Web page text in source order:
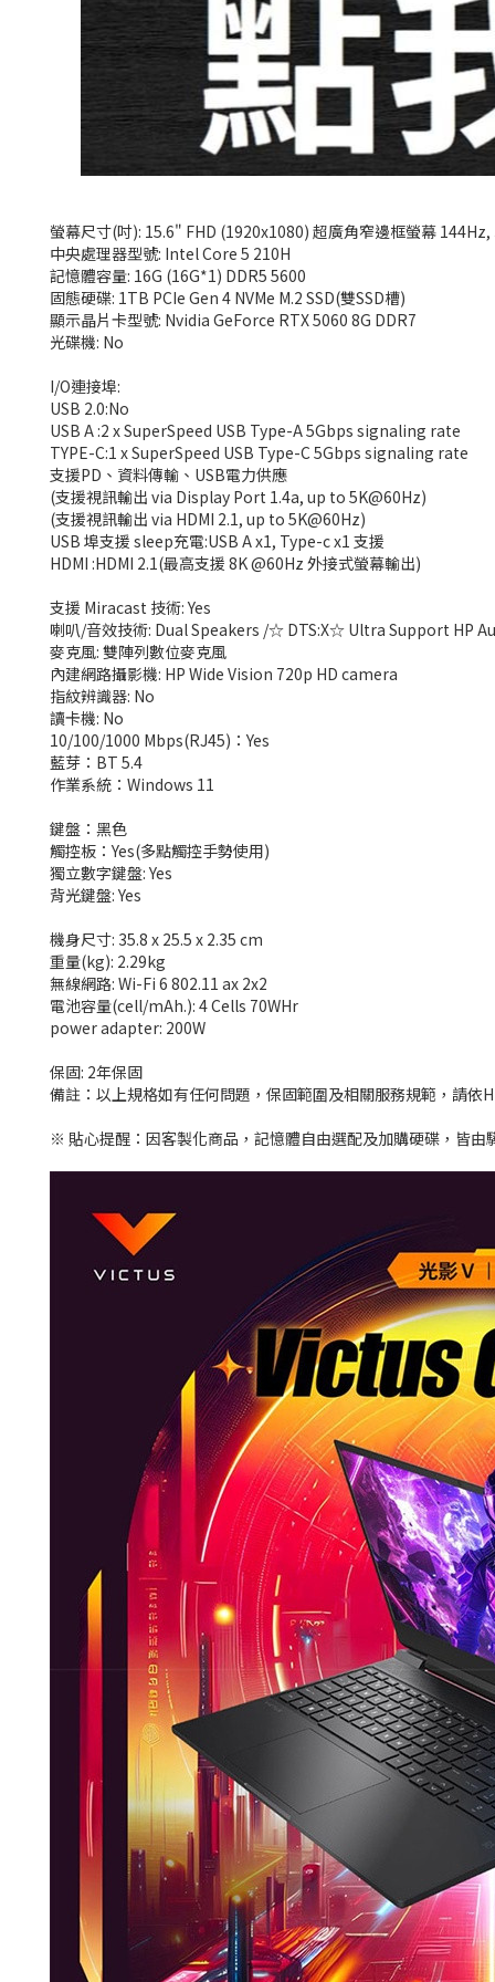
螢幕尺寸(吋): 15.6" FHD (1920x1080) 超廣角窄邊框螢幕
中央處理器型號: Intel Core 5 210H
記憶體容量: 16G (16G*1) DDR5 5600
固態硬碟: 1TB PCIe Gen 4 NVMe M.2 SSD(雙SSD槽)
顯示晶片卡型號: Nvidia GeForce RTX 5060 8G DDR7
光碟機: No
I/O連接埠:
USB 2.0:No
USB A :2 x SuperSpeed USB Type-A 5Gbps signaling rate
TYPE-C:1 x SuperSpeed USB Type-C 5Gbps signaling rate
支援PD、資料傳輸、USB電力供應
(支援視訊輸出 via Display Port 1.4a, up to 5K@60Hz)
(支援視訊輸出 via HDMI 2.1, up to 5K@60Hz)
USB 埠支援 sleep充電:USB A x1, Type-c x1 支援
HDMI :HDMI 2.1(最高支援 8K @60Hz 外接式螢幕輸出)
支援 Miracast 技術: Yes
喇叭/音效技術: Dual Speakers /☆ DTS:X☆ Ultra Support
麥克風: 雙陣列數位麥克風
內建網路攝影機: HP Wide Vision 720p HD camera
指紋辨識器: No
讀卡機: No
10/100/1000 Mbps(RJ45)：Yes
藍芽：BT 5.4
作業系統：Windows 11
鍵盤：黑色
觸控板：Yes(多點觸控手勢使用)
獨立數字鍵盤: Yes
背光鍵盤: Yes
機身尺寸: 35.8 x 25.5 x 2.35 cm
重量(kg): 2.29kg
無線網路: Wi-Fi 6 802.11 ax 2x2
電池容量(cell/mAh.): 4 Cells 70WHr
power adapter: 200W
保固: 2年保固
備註：以上規格如有任何問題，保固範圍及相關服務規範，請依
※ 貼心提醒：因客製化商品，記憶體自由選配及加購硬碟，皆